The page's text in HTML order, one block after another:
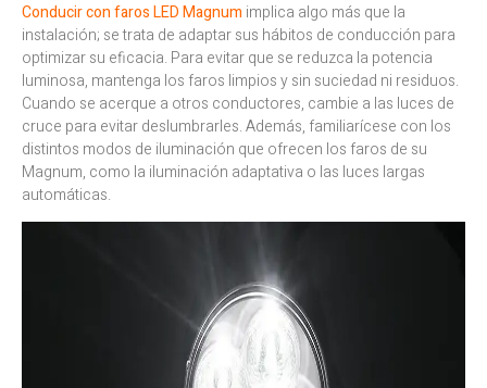
Conducir con faros LED Magnum implica algo más que la
instalación; se trata de adaptar sus hábitos de conducción para
optimizar su eficacia. Para evitar que se reduzca la potencia
luminosa, mantenga los faros limpios y sin suciedad ni residuos.
Cuando se acerque a otros conductores, cambie a las luces de
cruce para evitar deslumbrarles. Además, familiarícese con los
distintos modos de iluminación que ofrecen los faros de su
Magnum, como la iluminación adaptativa o las luces largas
automáticas.